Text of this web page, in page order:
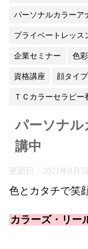
パーソナルカラーア
プライベートレッス
企業セミナー
色
資格講座
顔タイ
ＴＣカラーセラピー
パーソナル
講中
更新日： 2021年8月5
色とカタチで笑
カラーズ・リー